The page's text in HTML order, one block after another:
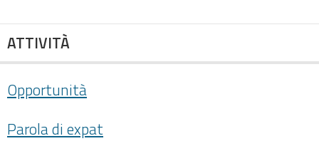
ATTIVITÀ
Opportunità
Parola di expat